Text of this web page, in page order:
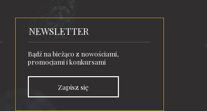
NEWSLETTER
Bądź na bieżąco z nowościami,
promocjami i konkursami
Zapisz się